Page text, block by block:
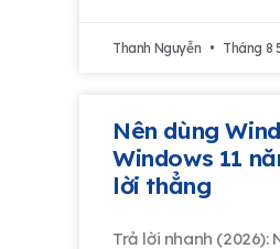
Thanh Nguyễn Tháng 8
Nên dùng
Windows 11
lời thẳng
Trả lời nhanh (2026):